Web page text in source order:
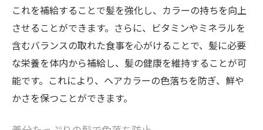
これを補給することで髪を強化し、カラーの持ちを向上
させることができます。さらに、ビタミンやミネラルを
含むバランスの取れた食事を心がけることで、髪に必要
な栄養を体内から補給し、髪の健康を維持することが可
能です。これにより、ヘアカラーの色落ちを防ぎ、鮮や
かさを保つことができます。